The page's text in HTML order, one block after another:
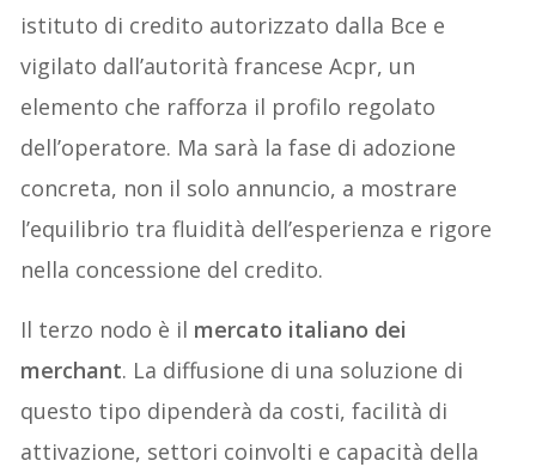
istituto di credito autorizzato dalla Bce e
vigilato dall’autorità francese Acpr, un
elemento che rafforza il profilo regolato
dell’operatore. Ma sarà la fase di adozione
concreta, non il solo annuncio, a mostrare
l’equilibrio tra fluidità dell’esperienza e rigore
nella concessione del credito.
Il terzo nodo è il mercato italiano dei
merchant. La diffusione di una soluzione di
questo tipo dipenderà da costi, facilità di
attivazione, settori coinvolti e capacità della